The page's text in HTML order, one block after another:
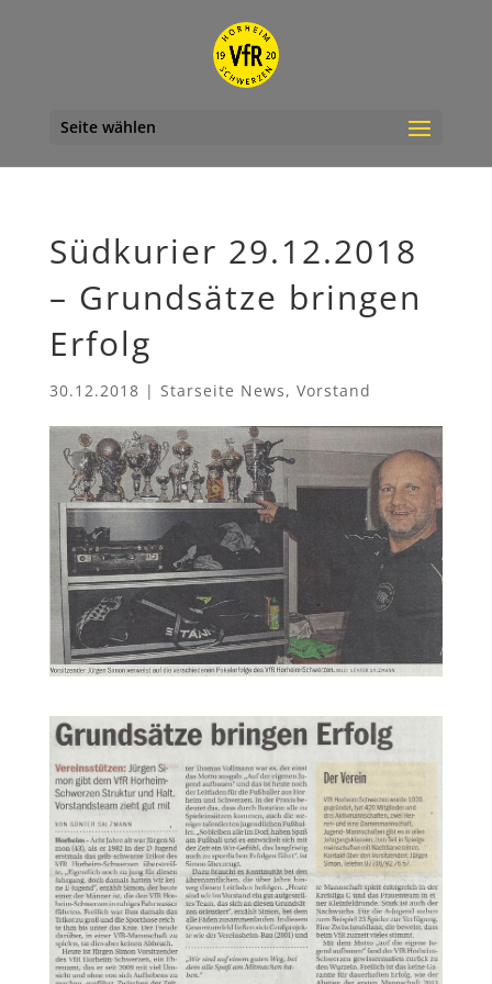
Seite wählen
Südkurier 29.12.2018
– Grundsätze bringen
Erfolg
30.12.2018 | Starseite News, Vorstand